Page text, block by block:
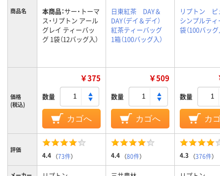
商品名 本商品：サー・トーマ
ス・リプトン アール
グレイ ティーバッ
グ 1袋（12バッグ入）
日東紅茶 DAY＆
DAY（デイ＆デイ）
紅茶ティーバッグ
1箱（100バッグ入）
リプトン ピ
シンプルテ
袋（100バッグ
価格
(税込)
￥375
数量
カゴへ
￥509
数量
カゴへ
数量
カ
評価
4.4 （73件） 4.4 （80件） 4.3 （376件）